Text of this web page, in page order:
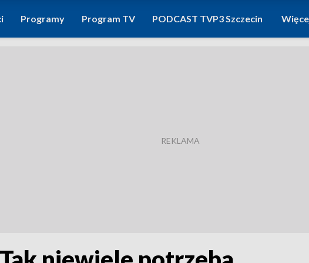
Programy Program TV PODCAST TVP3 Szczecin